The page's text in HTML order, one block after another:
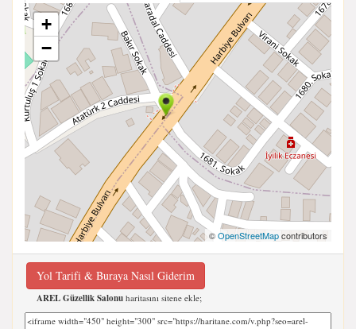
+
−
©OpenStreetMapcontributors
Yol Tarifi & Buraya Nasıl Giderim
AREL Güzellik Salonu haritasını sitene ekle;